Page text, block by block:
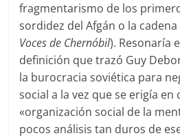
fragmentarismo de los
sordidez del Afgán o la
Voces de Chernóbil). Resonaría
definición que trazó Guy
la burocracia soviética para
social a la vez que se erigía en
«organización social de la
pocos análisis tan duros de